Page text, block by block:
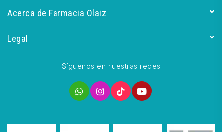
Acerca de Farmacia Olaiz
Legal
Síguenos en nuestras redes